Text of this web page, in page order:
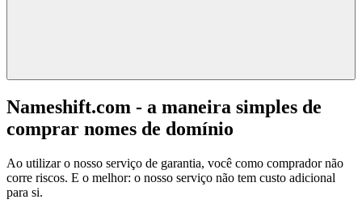
Nameshift.com - a maneira simples de
comprar nomes de domínio
Ao utilizar o nosso serviço de garantia, você como comprador não
corre riscos. E o melhor: o nosso serviço não tem custo adicional
para si.